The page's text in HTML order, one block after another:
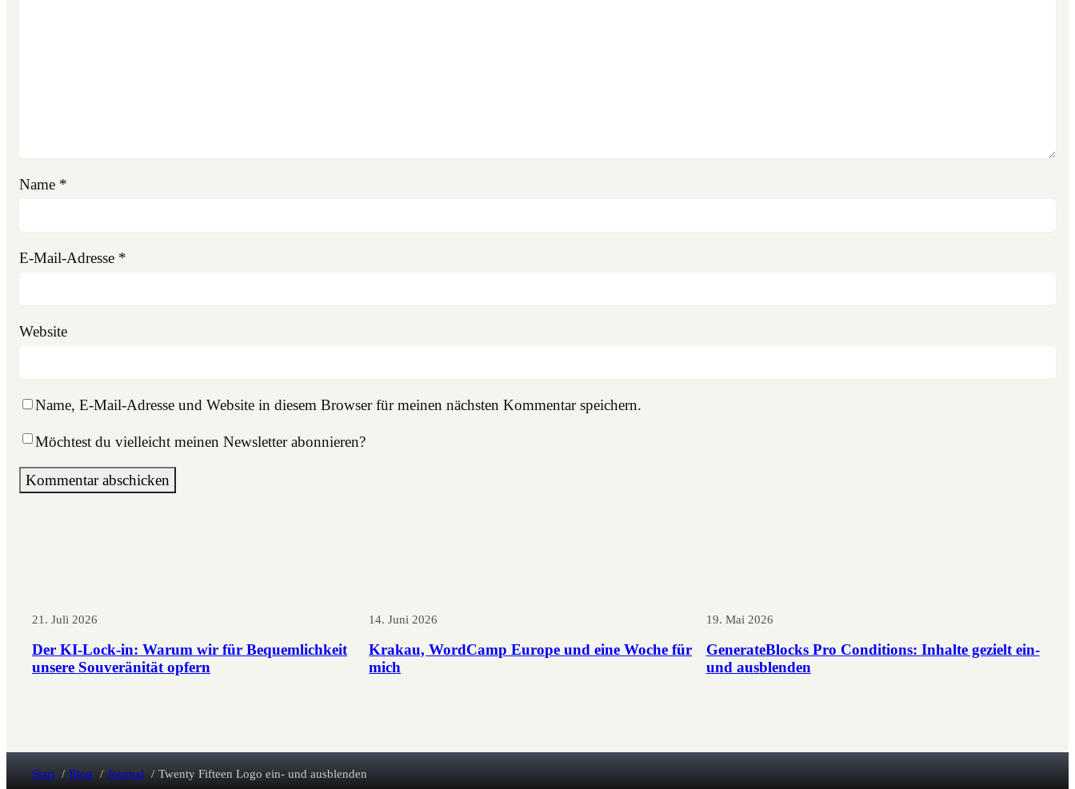
Name *
E-Mail-Adresse *
Website
Name, E-Mail-Adresse und Website in diesem Browser für meinen nächsten Kommentar speichern.
Möchtest du vielleicht meinen Newsletter abonnieren?
21. Juli 2026
Der KI-Lock-in: Warum wir für Bequemlichkeit
unsere Souveränität opfern
14. Juni 2026
Krakau, WordCamp Europe und eine Woche für
mich
19. Mai 2026
GenerateBlocks Pro Conditions: Inhalte gezielt ein-
und ausblenden
Start Blog Journal Twenty Fifteen Logo ein- und ausblenden